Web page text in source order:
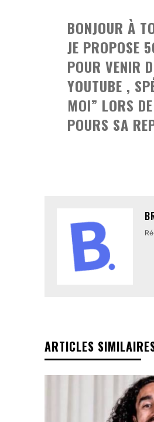
BONJOUR À
JE PROPOSE
POUR VENIR
YOUTUBE ,
MOI” LORS
POURS SA
ARTICLES